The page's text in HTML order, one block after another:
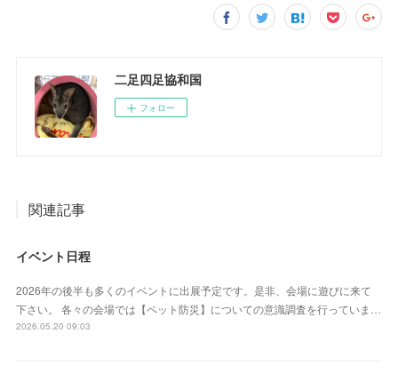
二足四足協和国
フォロー
関連記事
イベント日程
2026年の後半も多くのイベントに出展予定です。是非、会場に遊びに来て
下さい。 各々の会場では【ペット防災】についての意識調査を行っていま…
2026.05.20 09:03